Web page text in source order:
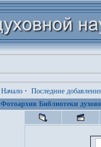
Начало · Последние
Фотоархив Библиотеки